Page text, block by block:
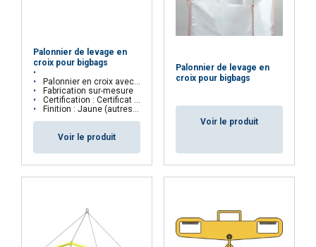
Palonnier de levage en
croix pour bigbags
Palonnier en croix avec suspension par anneau central
Fabrication sur-mesure
Certification : Certificat CE
Finition : Jaune (autres couleurs disponibles sur demande)
Voir le produit
Palonnier de levage en
croix pour bigbags
Voir le produit